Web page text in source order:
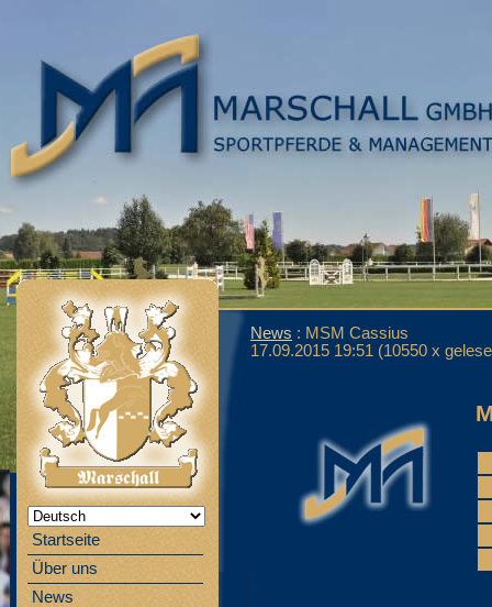
Startseite
Über uns
News
News : MSM Cassius
17.09.2015 19:51 (10550 x